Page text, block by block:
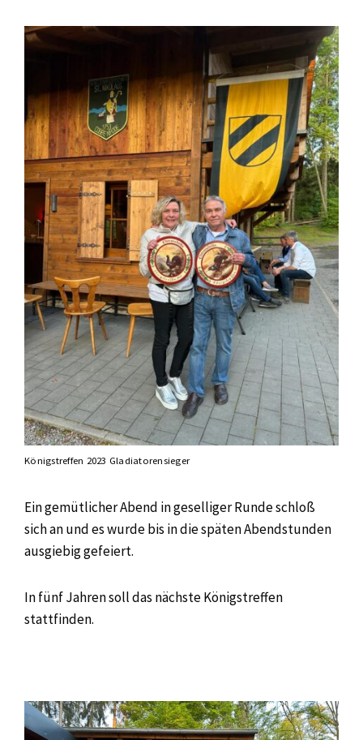
Königstreffen 2023 Gladiatorensieger
Ein gemütlicher Abend in geselliger Runde schloß
sich an und es wurde bis in die späten Abendstunden
ausgiebig gefeiert.
In fünf Jahren soll das nächste Königstreffen
stattfinden.